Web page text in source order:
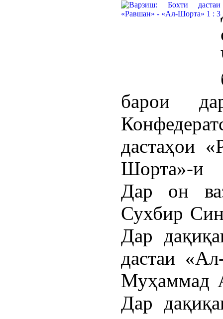
барои
дастаҳои
Шорта»-и
Дар он
Сухбир
Дар
дастаи
Муҳаммад
Дар